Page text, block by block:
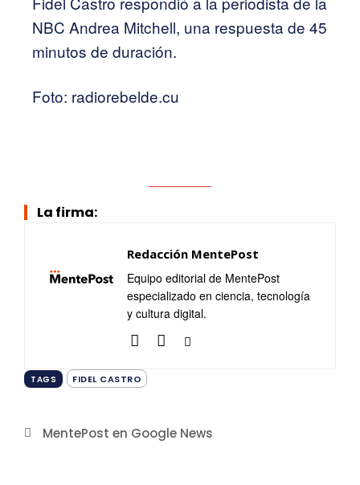
NBC Andrea Mitchell, una respuesta de 45
minutos de duración.
Foto: radiorebelde.cu
La firma:
Redacción MentePost
Equipo editorial de MentePost
especializado en ciencia, tecnología
y cultura digital.
TAGS FIDEL CASTRO
MentePost en Google News